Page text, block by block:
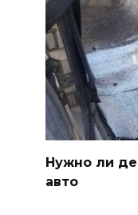
Нужно ли
авто